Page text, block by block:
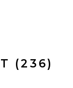
(236)